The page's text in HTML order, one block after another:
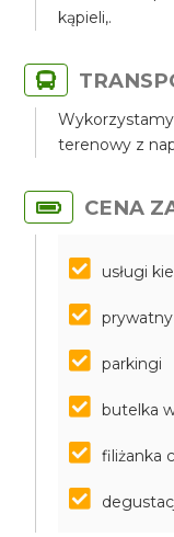
kąpieli,.
terenowy z
CENA
usługi
parkingi
butelka
filiżanka